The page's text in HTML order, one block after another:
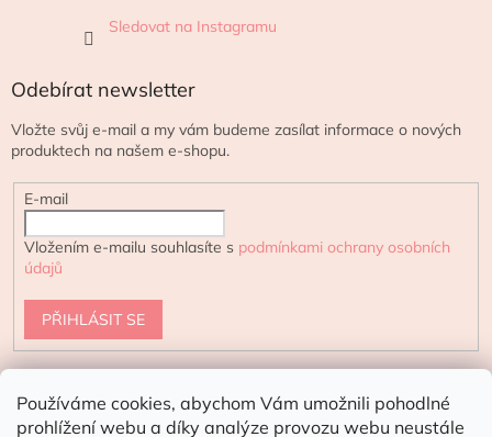
Používáme cookies, abychom Vám umožnili pohodlné
prohlížení webu a díky analýze provozu webu neustále
Sledovat na Instagramu
Odebírat newsletter
Vložte svůj e-mail a my vám budeme zasílat informace o nových
produktech na našem e-shopu.
E-mail
Vložením e-mailu souhlasíte s podmínkami ochrany osobních
údajů
PŘIHLÁSIT SE
urtekram.cz ecoteeno.cz - eshop s přírodní kosmetikou